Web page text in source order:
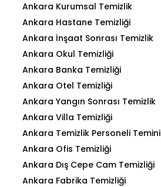
Ankara Kurumsal Temizlik
Ankara Hastane Temizliği
Ankara İnşaat Sonrası Temizlik
Ankara Okul Temizliği
Ankara Banka Temizliği
Ankara Otel Temizliği
Ankara Yangın Sonrası Temizlik
Ankara Villa Temizliği
Ankara Temizlik Personeli Temini
Ankara Ofis Temizliği
Ankara Dış Cepe Cam Temizliği
Ankara Fabrika Temizliği